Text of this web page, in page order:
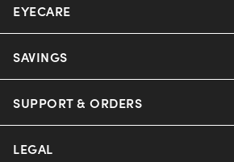
Nuance Audio
Ray-Ban
EYECARE
Our Eyeglasses
Our Sunglasses
SAVINGS
Offers & Discount
Insurance
SUPPORT & ORDERS
Help Center
LEGAL